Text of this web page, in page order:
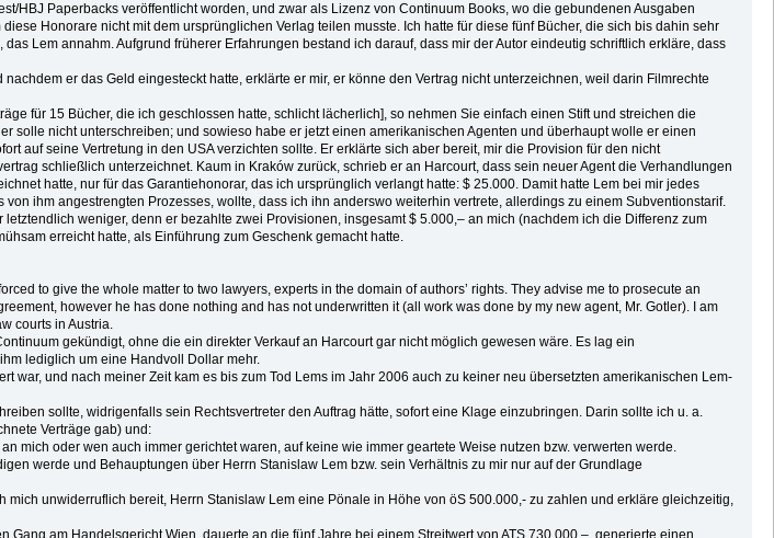
HBJ Paperbacks veröffentlicht worden, und zwar als Lizenz von Continuum Books, wo die gebundenen Ausgaben
Honorare nicht mit dem ursprünglichen Verlag teilen musste. Ich hatte für diese fünf Bücher, die sich bis dahin sehr
Lem annahm. Aufgrund früherer Erfahrungen bestand ich darauf, dass mir der Autor eindeutig schriftlich erkläre, dass
er das Geld eingesteckt hatte, erklärte er mir, er könne den Vertrag nicht unterzeichnen, weil darin Filmrechte
für 15 Bücher, die ich geschlossen hatte, schlicht lächerlich], so nehmen Sie einfach einen Stift und streichen die
solle nicht unterschreiben; und sowieso habe er jetzt einen amerikanischen Agenten und überhaupt wolle er einen
auf seine Vertretung in den USA verzichten sollte. Er erklärte sich aber bereit, mir die Provision für den nicht
schließlich unterzeichnet. Kaum in Kraków zurück, schrieb er an Harcourt, dass sein neuer Agent die Verhandlungen
hatte, nur für das Garantiehonorar, das ich ursprünglich verlangt hatte: $ 25.000. Damit hatte Lem bei mir jedes
ihm angestrengten Prozesses, wollte, dass ich ihn anderswo weiterhin vertrete, allerdings zu einem Subventionstarif.
weniger, denn er bezahlte zwei Provisionen, insgesamt $ 5.000,– an mich (nachdem ich die Differenz zum
erreicht hatte, als Einführung zum Geschenk gemacht hatte.
to give the whole matter to two lawyers, experts in the domain of authors’ rights. They advise me to prosecute an
however he has done nothing and has not underwritten it (all work was done by my new agent, Mr. Gotler). I am
courts in Austria.
gekündigt, ohne die ein direkter Verkauf an Harcourt gar nicht möglich gewesen wäre. Es lag ein
lediglich um eine Handvoll Dollar mehr.
und nach meiner Zeit kam es bis zum Tod Lems im Jahr 2006 auch zu keiner neu übersetzten amerikanischen Lem-
sollte, widrigenfalls sein Rechtsvertreter den Auftrag hätte, sofort eine Klage einzubringen. Darin sollte ich u. a.
Verträge gab) und:
mich oder wen auch immer gerichtet waren, auf keine wie immer geartete Weise nutzen bzw. verwerten werde.
werde und Behauptungen über Herrn Stanislaw Lem bzw. sein Verhältnis zu mir nur auf der Grundlage
unwiderruflich bereit, Herrn Stanislaw Lem eine Pönale in Höhe von öS 500.000,- zu zahlen und erkläre gleichzeitig,
am Handelsgericht Wien, dauerte an die fünf Jahre bei einem Streitwert von ATS 730.000,–, generierte einen